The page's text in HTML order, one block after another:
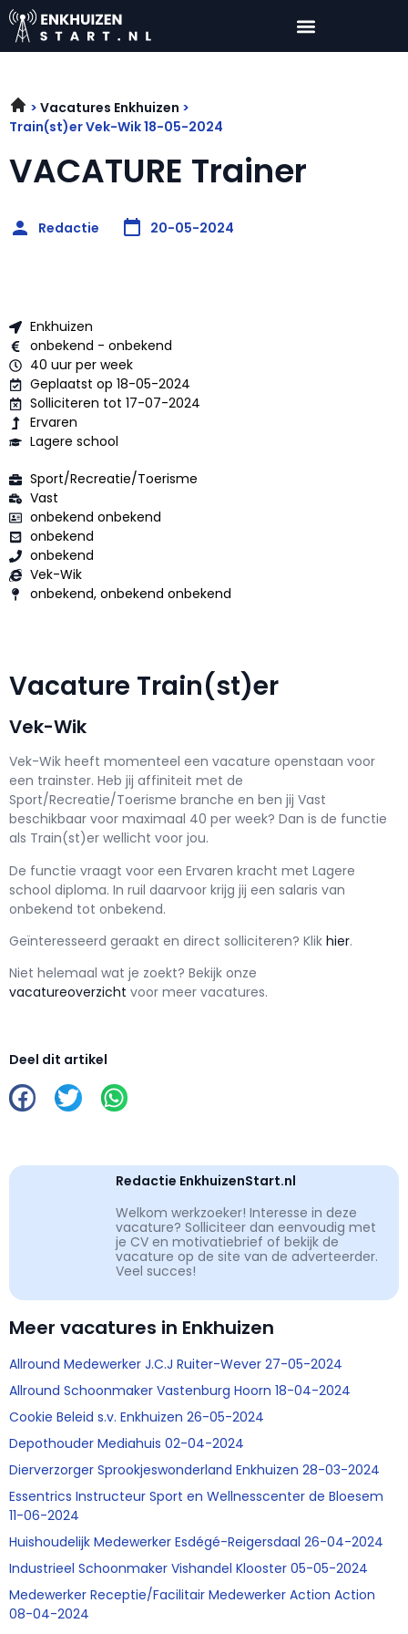
Vacatures Enkhuizen
Train(st)er Vek-Wik 18-05-2024
VACATURE Trainer
Redactie 20-05-2024
Enkhuizen
onbekend - onbekend
40 uur per week
Geplaatst op 18-05-2024
Solliciteren tot 17-07-2024
Ervaren
Lagere school
Sport/Recreatie/Toerisme
Vast
onbekend onbekend
onbekend
onbekend
Vek-Wik
onbekend, onbekend onbekend
Vacature Train(st)er
Vek-Wik
Vek-Wik heeft momenteel een vacature openstaan voor
een trainster. Heb jij affiniteit met de
Sport/Recreatie/Toerisme branche en ben jij Vast
beschikbaar voor maximaal 40 per week? Dan is de functie
als Train(st)er wellicht voor jou.
De functie vraagt voor een Ervaren kracht met Lagere
school diploma. In ruil daarvoor krijg jij een salaris van
onbekend tot onbekend.
Geïnteresseerd geraakt en direct solliciteren? Klik hier.
Niet helemaal wat je zoekt? Bekijk onze
vacatureoverzicht voor meer vacatures.
Deel dit artikel
Redactie EnkhuizenStart.nl
Welkom werkzoeker! Interesse in deze
vacature? Solliciteer dan eenvoudig met
je CV en motivatiebrief of bekijk de
vacature op de site van de adverteerder.
Veel succes!
Meer vacatures in Enkhuizen
Allround Medewerker J.C.J Ruiter-Wever 27-05-2024
Allround Schoonmaker Vastenburg Hoorn 18-04-2024
Cookie Beleid s.v. Enkhuizen 26-05-2024
Depothouder Mediahuis 02-04-2024
Dierverzorger Sprookjeswonderland Enkhuizen 28-03-2024
Essentrics Instructeur Sport en Wellnesscenter de Bloesem
11-06-2024
Huishoudelijk Medewerker Esdégé-Reigersdaal 26-04-2024
Industrieel Schoonmaker Vishandel Klooster 05-05-2024
Medewerker Receptie/Facilitair Medewerker Action Action
08-04-2024